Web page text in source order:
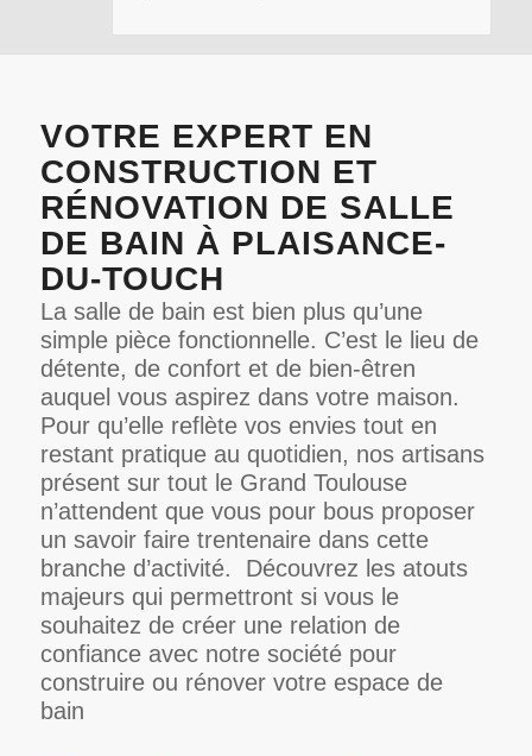
VOTRE EXPERT EN
CONSTRUCTION ET
RÉNOVATION DE SALLE
DE BAIN À PLAISANCE-
DU-TOUCH
La salle de bain est bien plus qu’une
simple pièce fonctionnelle. C’est le lieu de
détente, de confort et de bien-êtren
auquel vous aspirez dans votre maison.
Pour qu’elle reflète vos envies tout en
restant pratique au quotidien, nos artisans
présent sur tout le Grand Toulouse
n’attendent que vous pour bous proposer
un savoir faire trentenaire dans cette
branche d’activité.
Découvrez les atouts
majeurs qui permettront si vous le
souhaitez de créer une relation de
confiance avec notre société pour
construire ou rénover votre espace de
bain